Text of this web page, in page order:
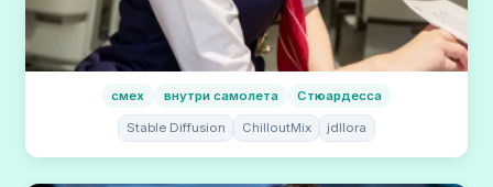
смех внутри самолета Стюардесса
Stable Diffusion ChilloutMix jdllora